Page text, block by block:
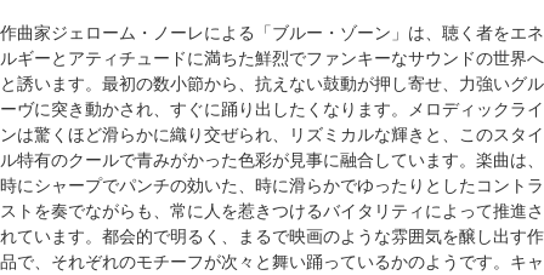
作曲家ジェローム・ノーレによる「ブルー・ゾーン」は、聴く者をエネ
ルギーとアティチュードに満ちた鮮烈でファンキーなサウンドの世界へ
と誘います。最初の数小節から、抗えない鼓動が押し寄せ、力強いグル
ーヴに突き動かされ、すぐに踊り出したくなります。メロディックライ
ンは驚くほど滑らかに織り交ぜられ、リズミカルな輝きと、このスタイ
ル特有のクールで青みがかった色彩が見事に融合しています。楽曲は、
時にシャープでパンチの効いた、時に滑らかでゆったりとしたコントラ
ストを奏でながらも、常に人を惹きつけるバイタリティによって推進さ
れています。都会的で明るく、まるで映画のような雰囲気を醸し出す作
品で、それぞれのモチーフが次々と舞い踊っているかのようです。キャ